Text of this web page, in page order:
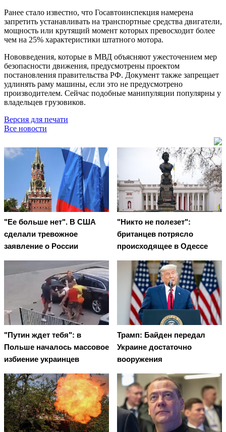
Ранее стало известно, что Госавтоинспекция намерена
запретить устанавливать на транспортные средства двигатели,
мощность или крутящий момент которых превосходит более
чем на 25% характеристики штатного мотора.
Нововведения, которые в МВД объясняют ужесточением мер
безопасности движения, предусмотрены проектом
постановления правительства РФ. Документ также запрещает
удлинять раму машины, если это не предусмотрено
производителем. Сейчас подобные манипуляции популярны у
владельцев грузовиков.
Версия для печати
Все новости
"Ее больше нет". В США
сделали тревожное
заявление о России
"Никто не полезет":
британцев потрясло
происходящее в Одессе
"Путин ждет тебя": в
Польше началось массовое
избиение украинцев
Трамп: Байден передал
Украине достаточно
вооружения